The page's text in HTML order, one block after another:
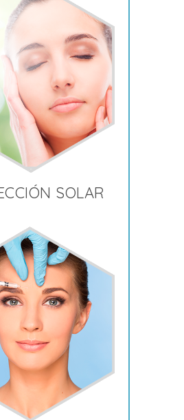
SOLAR